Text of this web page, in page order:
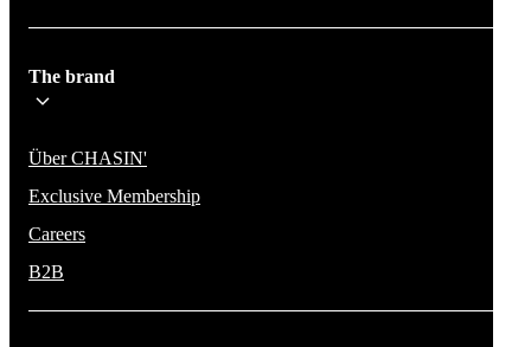
The brand
Über CHASIN'
Exclusive Membership
Careers
B2B